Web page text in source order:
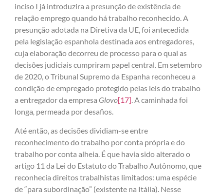
inciso I já introduzira a presunção de existência de
relação emprego quando há trabalho reconhecido. A
presunção adotada na Diretiva da UE, foi antecedida
pela legislação espanhola destinada aos entregadores,
cuja elaboração decorreu de processo para o qual as
decisões judiciais cumpriram papel central. Em setembro
de 2020, o Tribunal Supremo da Espanha reconheceu a
condição de empregado protegido pelas leis do trabalho
a entregador da empresa Glovo[17]. A caminhada foi
longa, permeada por desafios.
Até então, as decisões dividiam-se entre
reconhecimento do trabalho por conta própria e do
trabalho por conta alheia. É que havia sido alterado o
artigo 11 da Lei do Estatuto do Trabalho Autônomo, que
reconhecia direitos trabalhistas limitados: uma espécie
de “para subordinação” (existente na Itália). Nesse